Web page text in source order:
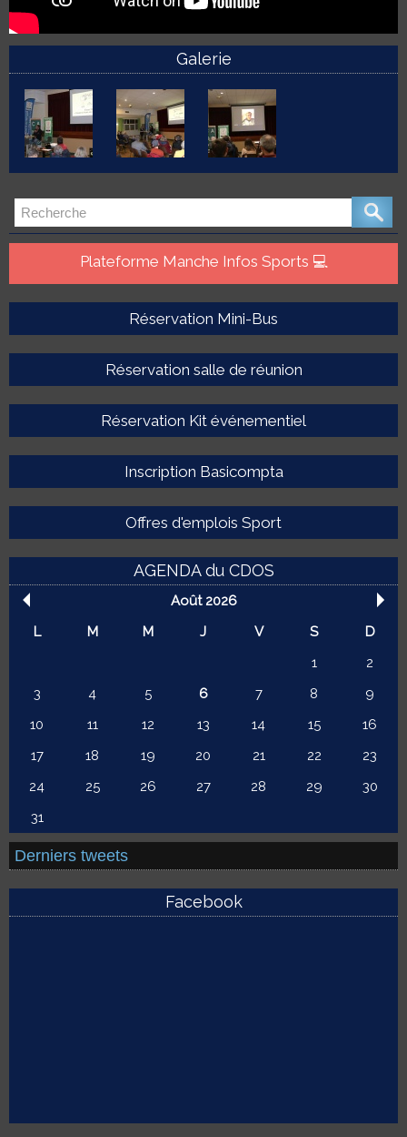
Galerie
Plateforme Manche Infos Sports 💻
Réservation Mini-Bus
Réservation salle de réunion
Réservation Kit événementiel
Inscription Basicompta
Offres d'emplois Sport
AGENDA du CDOS
Août 2026
L
M M J V S
D
1
2
3
4 5 6 7 8
9
10
11 12 13 14 15
16
17
18 19 20 21 22
23
24
25 26 27 28 29
30
31
Derniers tweets
Facebook